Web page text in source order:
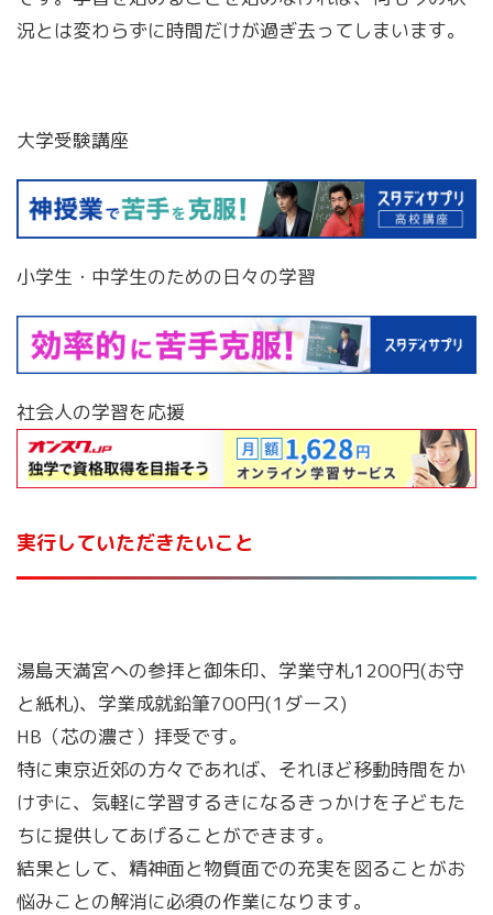
況とは変わらずに時間だけが過ぎ去ってしまいます。
大学受験講座
小学生・中学生のための日々の学習
社会人の学習を応援
実行していただきたいこと
湯島天満宮への参拝と御朱印、学業守札1200円(お守
と紙札)、学業成就鉛筆700円(1ダース)
HB（芯の濃さ）拝受です。
特に東京近郊の方々であれば、それほど移動時間をか
けずに、気軽に学習するきになるきっかけを子どもた
ちに提供してあげることができます。
結果として、精神面と物質面での充実を図ることがお
悩みことの解消に必須の作業になります。